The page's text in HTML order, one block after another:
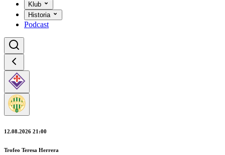
Klub
Historia
Podcast
12.08.2026 21:00
Trofeo Teresa Herrera